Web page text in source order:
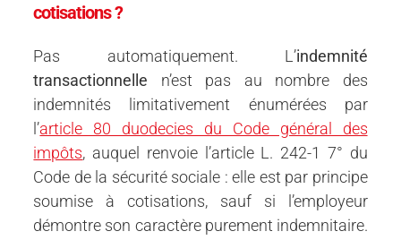
cotisations ?
Pas automatiquement. L’indemnité
transactionnelle n’est pas au nombre des
indemnités limitativement énumérées par
l’article 80 duodecies du Code général des
impôts, auquel renvoie l’article L. 242-1 7° du
Code de la sécurité sociale : elle est par principe
soumise à cotisations, sauf si l’employeur
démontre son caractère purement indemnitaire.